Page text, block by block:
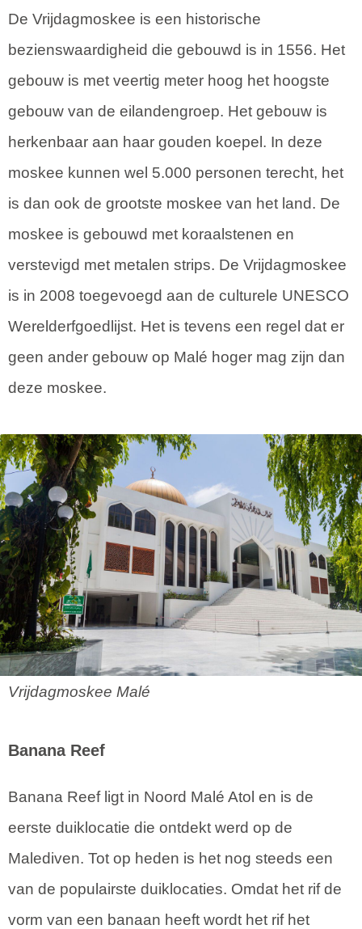
De Vrijdagmoskee is een historische
bezienswaardigheid die gebouwd is in 1556. Het
gebouw is met veertig meter hoog het hoogste
gebouw van de eilandengroep. Het gebouw is
herkenbaar aan haar gouden koepel. In deze
moskee kunnen wel 5.000 personen terecht, het
is dan ook de grootste moskee van het land. De
moskee is gebouwd met koraalstenen en
verstevigd met metalen strips. De Vrijdagmoskee
is in 2008 toegevoegd aan de culturele UNESCO
Werelderfgoedlijst. Het is tevens een regel dat er
geen ander gebouw op Malé hoger mag zijn dan
deze moskee.
Vrijdagmoskee Malé
Banana Reef
Banana Reef ligt in Noord Malé Atol en is de
eerste duiklocatie die ontdekt werd op de
Malediven. Tot op heden is het nog steeds een
van de populairste duiklocaties. Omdat het rif de
vorm van een banaan heeft wordt het rif het